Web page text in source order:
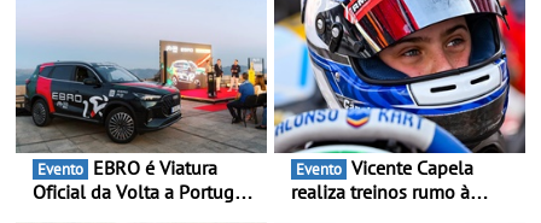
Evento
Oficial da Volta a Portugal
Evento
realiza treinos rumo à